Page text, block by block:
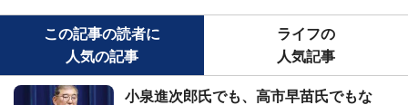
この記事の読者に
人気の記事
ライフの
人気記事
小泉進次郎氏でも、高市早苗氏でもな